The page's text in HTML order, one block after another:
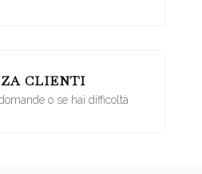
CLIENTI
o se hai difficoltà